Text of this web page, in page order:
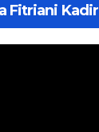
Fitriani Kadir